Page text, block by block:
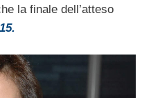
la finale dell’atteso